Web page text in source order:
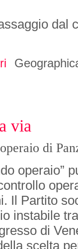
dal
via
di
operaio”
Il Partito
instabile
di
scelta